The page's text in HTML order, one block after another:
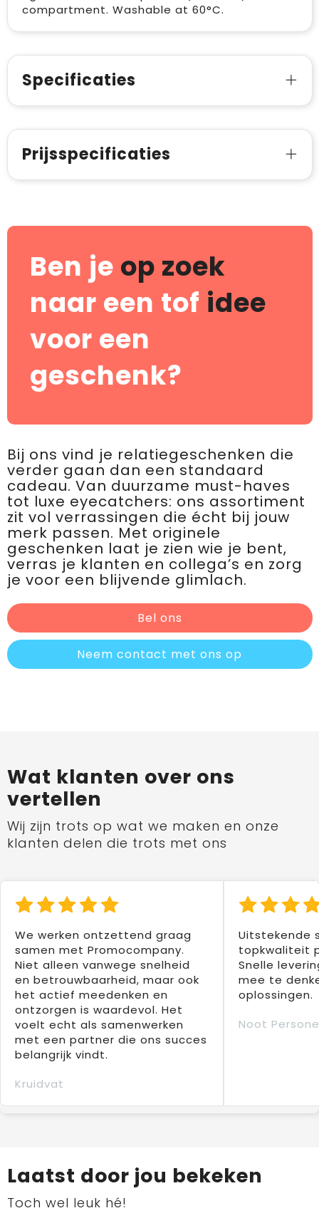
compartment. Washable at 60°C.
Specificaties
Prijsspecificaties
Ben je op zoek
naar een tof idee
voor een
geschenk?
Bij ons vind je relatiegeschenken die
verder gaan dan een standaard
cadeau. Van duurzame must-haves
tot luxe eyecatchers: ons assortiment
zit vol verrassingen die écht bij jouw
merk passen. Met originele
geschenken laat je zien wie je bent,
verras je klanten en collega’s en zorg
je voor een blijvende glimlach.
Bel ons
Neem contact met ons op
Wat klanten over ons
vertellen
Wij zijn trots op wat we maken en onze
klanten delen die trots met ons
We werken ontzettend graag
samen met Promocompany.
Niet alleen vanwege snelheid
en betrouwbaarheid, maar ook
het actief meedenken en
ontzorgen is waardevol. Het
voelt echt als samenwerken
met een partner die ons succes
belangrijk vindt.
Kruidvat
Uitstekende
topkwaliteit
Snelle
mee te
oplossingen.
Noot
Laatst door jou bekeken
Toch wel leuk hé!